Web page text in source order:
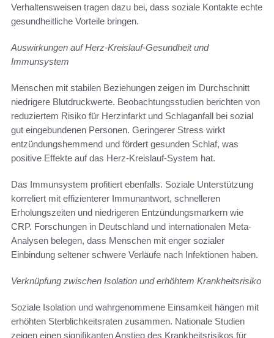
Verhaltensweisen tragen dazu bei, dass soziale Kontakte echte
gesundheitliche Vorteile bringen.
Auswirkungen auf Herz-Kreislauf-Gesundheit und
Immunsystem
Menschen mit stabilen Beziehungen zeigen im Durchschnitt
niedrigere Blutdruckwerte. Beobachtungsstudien berichten von
reduziertem Risiko für Herzinfarkt und Schlaganfall bei sozial
gut eingebundenen Personen. Geringerer Stress wirkt
entzündungshemmend und fördert gesunden Schlaf, was
positive Effekte auf das Herz-Kreislauf-System hat.
Das Immunsystem profitiert ebenfalls. Soziale Unterstützung
korreliert mit effizienterer Immunantwort, schnelleren
Erholungszeiten und niedrigeren Entzündungsmarkern wie
CRP. Forschungen in Deutschland und internationalen Meta-
Analysen belegen, dass Menschen mit enger sozialer
Einbindung seltener schwere Verläufe nach Infektionen haben.
Verknüpfung zwischen Isolation und erhöhtem Krankheitsrisiko
Soziale Isolation und wahrgenommene Einsamkeit hängen mit
erhöhten Sterblichkeitsraten zusammen. Nationale Studien
zeigen einen signifikanten Anstieg des Krankheitsrisikos für